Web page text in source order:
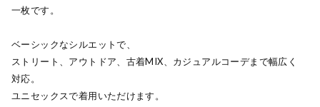
一枚です。
ベーシックなシルエットで、
ストリート、アウトドア、古着MIX、カジュアルコーデまで幅広く
対応。
ユニセックスで着用いただけます。